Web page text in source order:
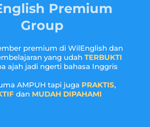
Premium
Group
premium di WilEnglish dan
yang udah TERBUKTI
ajah jadi ngerti bahasa Inggris
AMPUH tapi juga PRAKTIS,
dan MUDAH DIPAHAMI